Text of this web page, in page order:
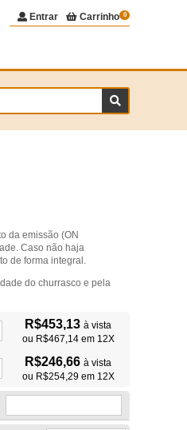
Entrar Carrinho 0
da emissão (ON
Caso não haja
de forma integral.
do churrasco e pela
R$453,13 à vista
ou R$467,14em 12X
R$246,66 à vista
ou R$254,29em 12X